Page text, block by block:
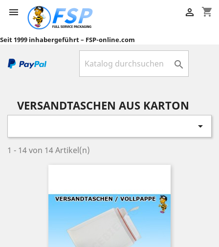
 shopping_cart

Seit 1999 inhabergeführt – FSP-online.com

VERSANDTASCHEN AUS KARTON

1 - 14 von 14 Artikel(n)